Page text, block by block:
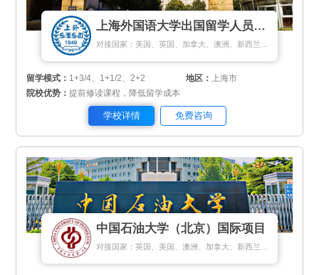
上海外国语大学出国留学人员培训部
留学模式： 1+3/4、1+1/2、2+2 地区：
上海市
院校优势：提前修读课程，降低留学成本
学校详情 免费咨询
中国石油大学（北京）国际项目